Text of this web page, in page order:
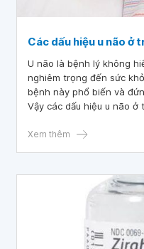
Các dấu hiệu u não ở
U não là bệnh lý không
nghiêm trọng đến sức
bệnh này phổ biến và
Vậy các dấu hiệu u não ở
Xem thêm